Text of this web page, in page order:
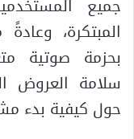
جميع
المبتكرة،
بحزمة صوتية
سلامة العروض
حول كيفية بدء